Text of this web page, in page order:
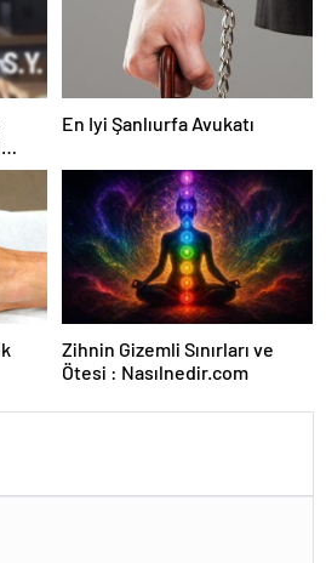
En Iyi Şanlıurfa Avukatı
Zihnin Gizemli Sınırları ve
Ötesi : Nasılnedir.com